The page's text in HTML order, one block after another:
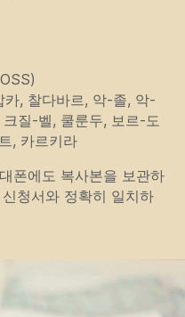
, 찰다바르, 악-졸, 악-
질-벨, 쿨룬두, 보르-도
, 카르키라
폰에도 복사본을 보관하
청서와 정확히 일치하